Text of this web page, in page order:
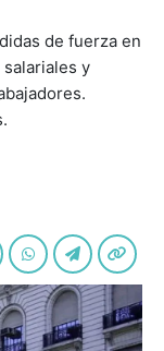
de fuerza en
salariales y